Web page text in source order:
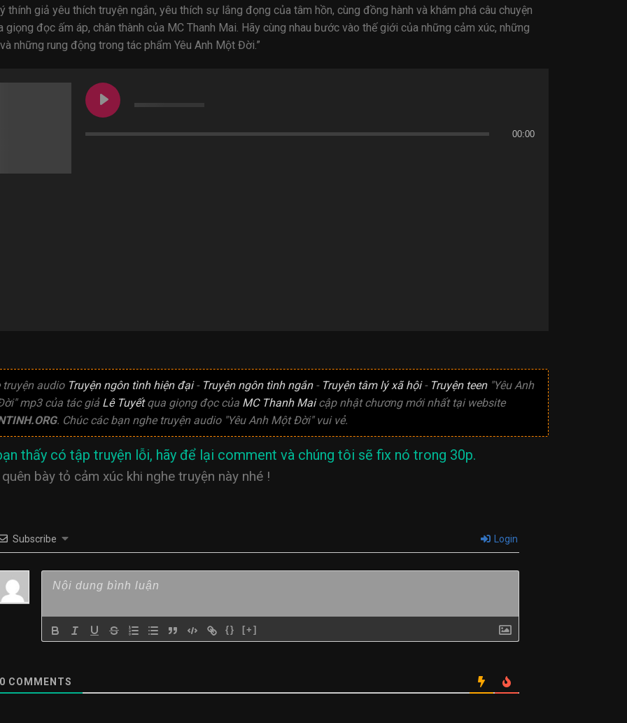
thính giả yêu thích truyện ngắn, yêu thích sự lắng đọng của tâm hồn, cùng đồng hành và khám phá câu chuyện
giọng đọc ấm áp, chân thành của MC Thanh Mai. Hãy cùng nhau bước vào thế giới của những cảm xúc, những
những rung động trong tác phẩm Yêu Anh Một Đời.”
00:00
truyện audio Truyện ngôn tình hiện đại- Truyện ngôn tình ngắn- Truyện tâm lý xã hội- Truyện teen"Yêu Anh
mp3 của tác giả Lê Tuyếtqua giọng đọc của MC Thanh Maicập nhật chương mới nhất tại website
. Chúc các bạn nghe truyện audio "Yêu Anh Một Đời" vui vẻ.
thấy có tập truyện lỗi, hãy để lại comment và chúng tôi sẽ fix nó trong 30p.
bày tỏ cảm xúc khi nghe truyện này nhé !
Subscribe Login
{} [+]
COMMENTS